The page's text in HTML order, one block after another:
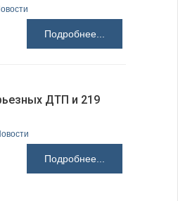
Подробнее...
ДТП и 219
Подробнее...